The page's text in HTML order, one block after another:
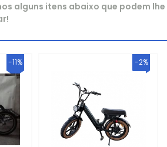
alguns itens abaixo que podem lhe
-11% -2%